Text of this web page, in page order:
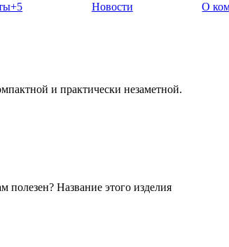
+5 Новости О
и практически незаметной.
полезен? Название этого изделия